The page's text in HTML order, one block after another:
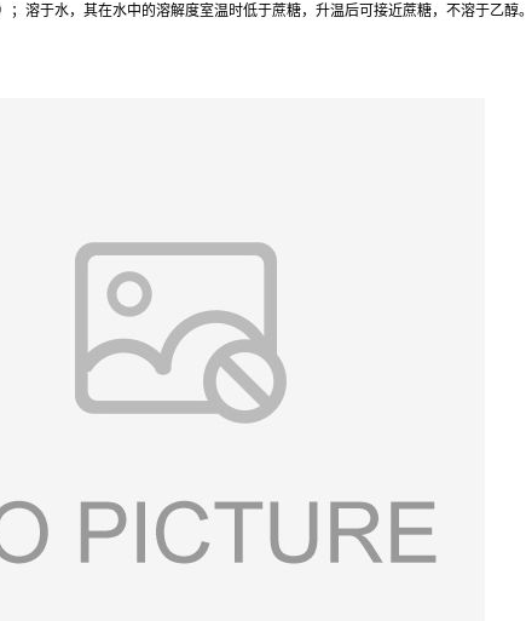
溶于水，其在水中的溶解度室温时低于蔗糖，升温后可接近蔗糖，不溶于乙醇。